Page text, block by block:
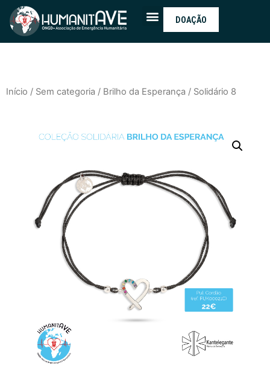
DOAÇÃO
Início / Sem categoria / Brilho da Esperança / Solidário 8